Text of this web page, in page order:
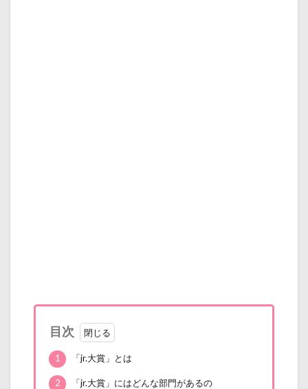
目次
1 「jr.大賞」とは
2 「jr.大賞」にはどんな部門があるの